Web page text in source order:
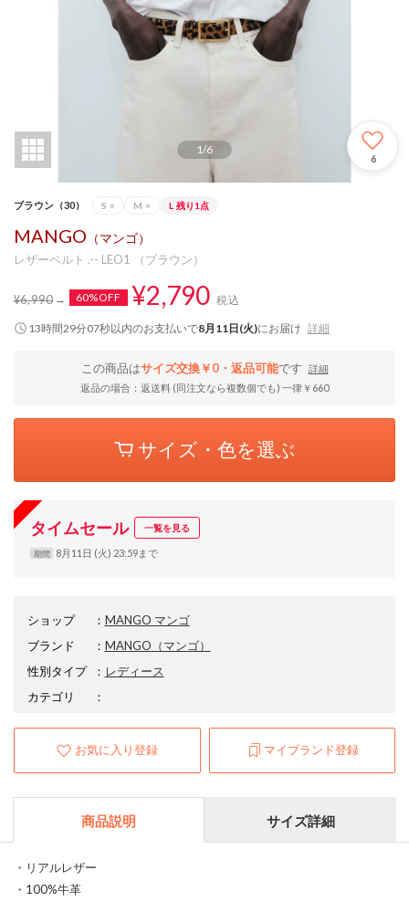
1/6
6
ブラウン（30） S × M × L 残り1点
MANGO （マンゴ）
レザーベルト .-- LEO1 （ブラウン）
¥6,990 60%OFF ¥2,790 税込
13時間29分06秒以内のお支払いで8月11日(火)にお届け 詳細
この商品はサイズ交換￥0・返品可能です
詳細
返品の場合：返送料 (同注文なら複数個でも) 一律￥660
サイズ・色を選ぶ
タイムセール 一覧を見る
期間 8月11日 (火) 23:59まで
ショップ ： MANGO マンゴ
ブランド
： MANGO （マンゴ）
性別タイプ
： レディース
カテゴリ
：
お気に入り登録 マイブランド登録
商品説明 サイズ詳細
・リアルレザー
・100%牛革